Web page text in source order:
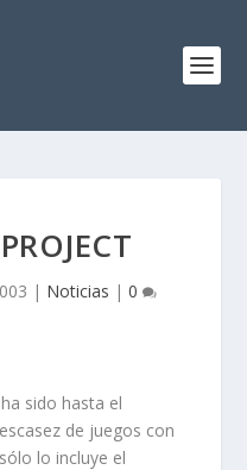
| Noticias | 0
sido hasta el
de juegos con
lo incluye el